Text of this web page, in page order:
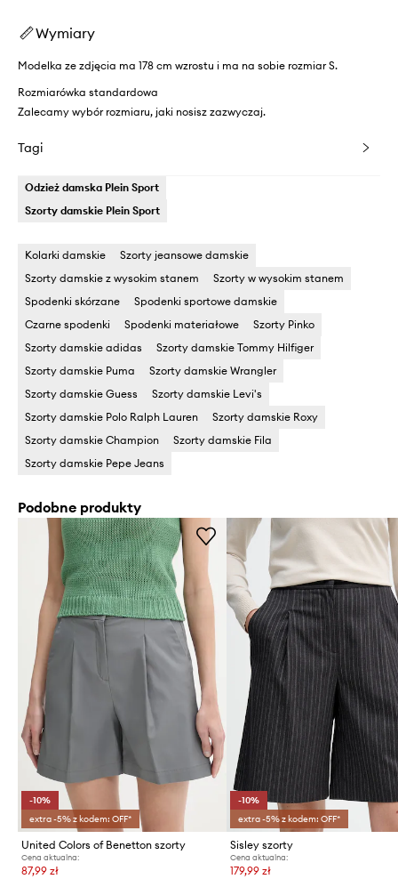
Wymiary
Modelka ze zdjęcia ma 178 cm wzrostu i ma na sobie rozmiar S.
Rozmiarówka standardowa
Zalecamy wybór rozmiaru, jaki nosisz zazwyczaj.
Tagi
Odzież damska Plein Sport
Szorty damskie Plein Sport
Kolarki damskie
Szorty jeansowe damskie
Szorty damskie z wysokim stanem
Szorty w wysokim stanem
Spodenki skórzane
Spodenki sportowe damskie
Czarne spodenki
Spodenki materiałowe
Szorty Pinko
Szorty damskie adidas
Szorty damskie Tommy Hilfiger
Szorty damskie Puma
Szorty damskie Wrangler
Szorty damskie Guess
Szorty damskie Levi's
Szorty damskie Polo Ralph Lauren
Szorty damskie Roxy
Szorty damskie Champion
Szorty damskie Fila
Szorty damskie Pepe Jeans
Podobne produkty
-10%
extra -5% z kodem: OFF*
United Colors of Benetton szorty
Cena aktualna:
87,99 zł
-10%
extra -5% z kodem: OFF*
Sisley szorty
Cena aktualna:
179,99 zł